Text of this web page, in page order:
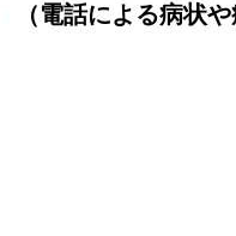
（電話による病状や